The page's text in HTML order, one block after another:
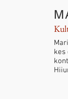
kes